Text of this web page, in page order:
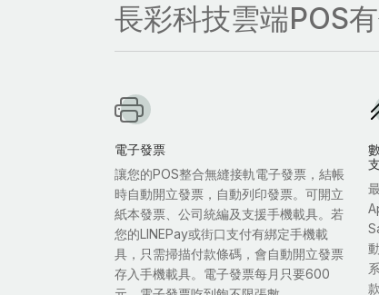
長彩科技雲端POS
電子發票
讓您的POS整合無縫接軌電子發票，結帳
時自動開立發票，自動列印發票。可開立
紙本發票、公司統編及支援手機載具。若
您的LINEPay或街口支付有綁定手機載
具，只需掃描付款條碼，會自動開立發票
存入手機載具。電子發票每月只要600